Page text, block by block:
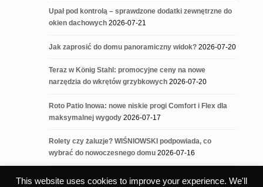
Upał pod kontrolą – sprawdzone dodatki zewnętrzne do
okien dachowych 2026-07-21
Jak zaprosić do domu panoramiczny widok? 2026-07-20
Teraz w König Stahl: promocyjne ceny na nowe
narzędzia do wkrętów grzybkowych 2026-07-20
Roto Patio Inowa: nowe niskie progi Comfort i Flex dla
maksymalnej wygody 2026-07-17
Rolety czy żaluzje? WIŚNIOWSKI podpowiada, co
wybrać do nowoczesnego domu 2026-07-16
This website uses cookies to improve your experience. We'll